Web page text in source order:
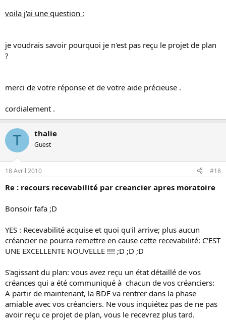
voila j'ai une question :
je voudrais savoir pourquoi je n'est pas reçu le projet de plan
?
merci de votre réponse et de votre aide précieuse .
cordialement .
T thalie
Guest
18 Avril 2010 #18
Re : recours recevabilité par creancier apres moratoire
Bonsoir fafa ;D
YES : Recevabilité acquise et quoi qu'il arrive; plus aucun
créancier ne pourra remettre en cause cette recevabilité: C'EST
UNE EXCELLENTE NOUVELLE !!!! ;D ;D ;D
S'agissant du plan: vous avez reçu un état détaillé de vos
créances qui a été communiqué à chacun de vos créanciers:
A partir de maintenant, la BDF va rentrer dans la phase
amiable avec vos créanciers. Ne vous inquiétez pas de ne pas
avoir reçu ce projet de plan, vous le recevrez plus tard.